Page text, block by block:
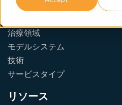
事業内容
治療領域
モデルシステム
技術
サービスタイプ
リソース